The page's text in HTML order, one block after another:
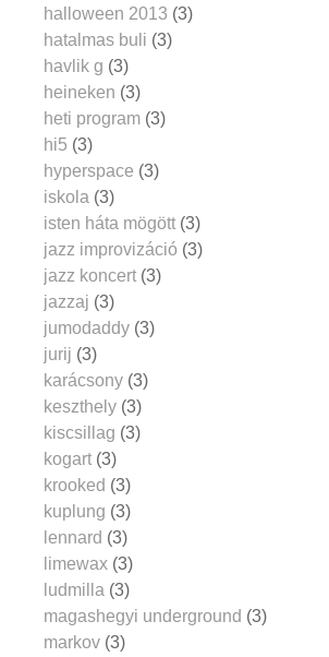
halloween 2013 (3)
hatalmas buli (3)
havlik g (3)
heineken (3)
heti program (3)
hi5 (3)
hyperspace (3)
iskola (3)
isten háta mögött (3)
jazz improvizáció (3)
jazz koncert (3)
jazzaj (3)
jumodaddy (3)
jurij (3)
karácsony (3)
keszthely (3)
kiscsillag (3)
kogart (3)
krooked (3)
kuplung (3)
lennard (3)
limewax (3)
ludmilla (3)
magashegyi underground (3)
markov (3)